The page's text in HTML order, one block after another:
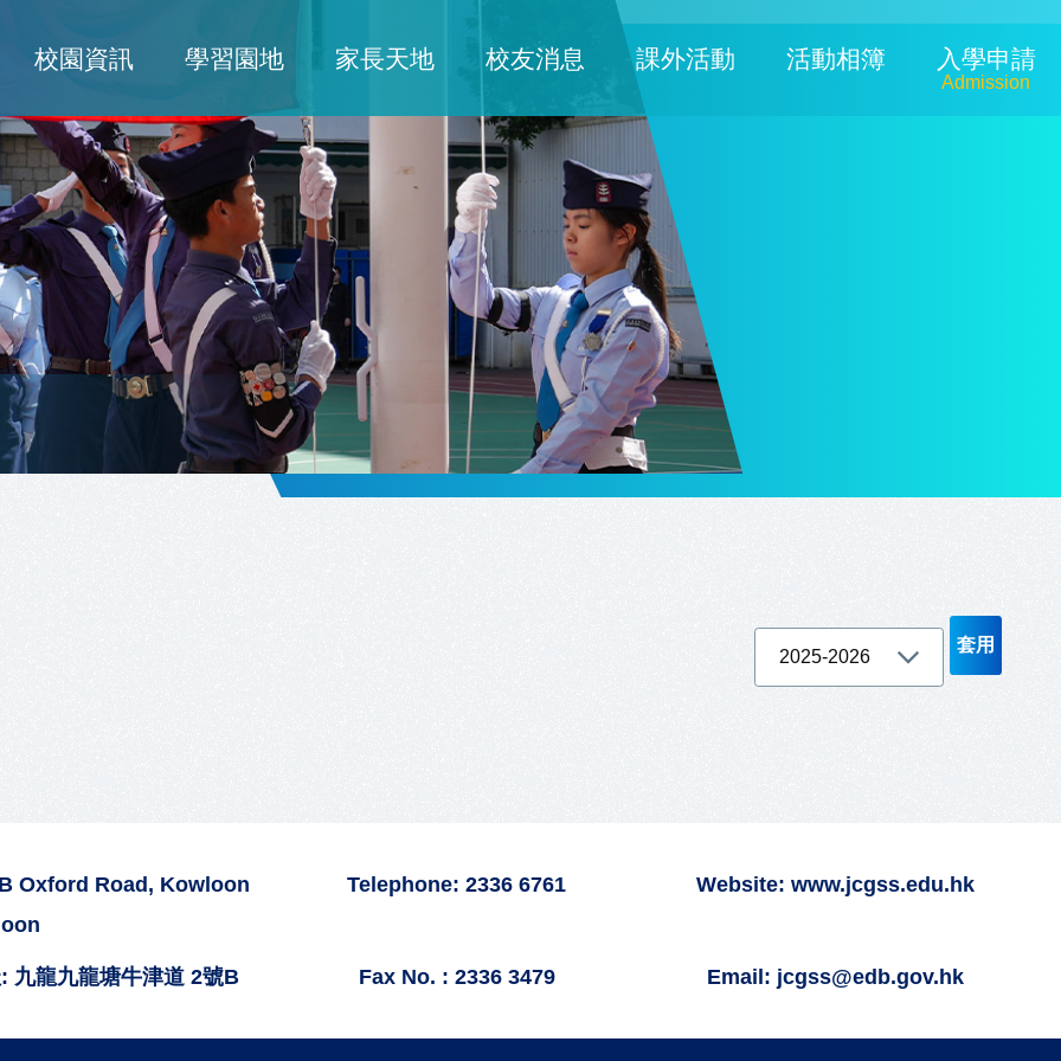
校園資訊 學習園地 家長天地 校友消息 課外活動 活動相簿 入學申請
Admission
Oxford Road, Kowloon
Telephone: 2336 6761 Website: www.jcgss.edu.hk
九龍九龍塘牛津道 2號B Fax No. : 2336 3479 Email: jcgss@edb.gov.hk